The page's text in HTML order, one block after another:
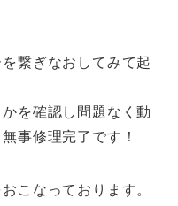
繋ぎなおしてみて起
を確認し問題なく動
事修理完了です！
こなっております。